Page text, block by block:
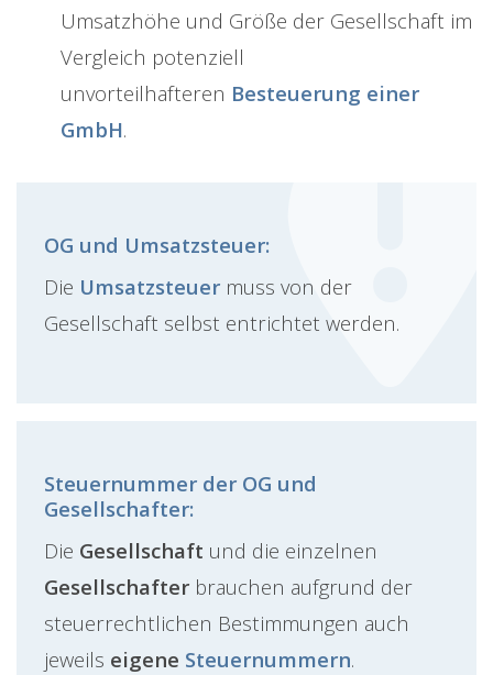
Umsatzhöhe und Größe der Gesellschaft im
Vergleich potenziell
unvorteilhafteren Besteuerung einer
GmbH.
OG und Umsatzsteuer:
Die Umsatzsteuer muss von der
Gesellschaft selbst entrichtet werden.
Steuernummer der OG und
Gesellschafter:
Die Gesellschaft und die einzelnen
Gesellschafter brauchen aufgrund der
steuerrechtlichen Bestimmungen auch
jeweils eigene Steuernummern.